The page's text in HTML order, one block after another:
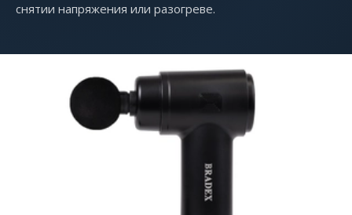
снятии напряжения или разогреве.